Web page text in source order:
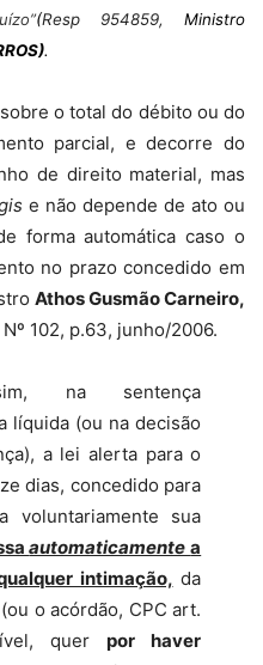
(Resp 954859, Ministro
.
o total do débito ou do
parcial, e decorre do
de direito material, mas
e não depende de ato ou
forma automática caso o
no prazo concedido em
Athos Gusmão Carneiro,
102, p.63, junho/2006.
na sentença
líquida (ou na decisão
a lei alerta para o
dias, concedido para
voluntariamente sua
automaticamentea
intimação, da
o acórdão, CPC art.
querpor haver